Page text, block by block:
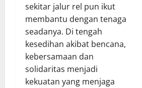
sekitar jalur rel pun ikut
membantu dengan tenaga
seadanya. Di tengah
kesedihan akibat bencana,
kebersamaan dan
solidaritas menjadi
kekuatan yang menjaga